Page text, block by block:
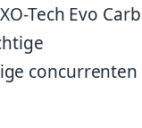
Tech Evo
concurrenten